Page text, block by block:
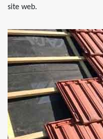
site web.